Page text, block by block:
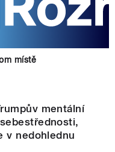
místě
mentální
v nedohlednu